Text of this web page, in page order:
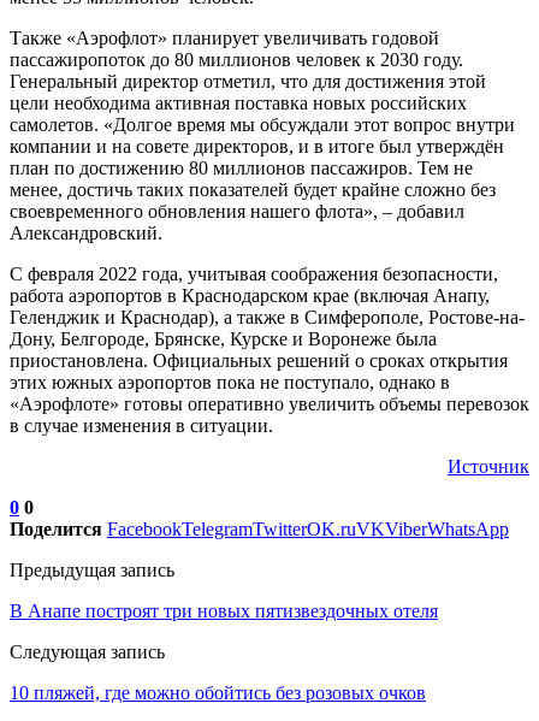
Также «Аэрофлот» планирует увеличивать годовой
пассажиропоток до 80 миллионов человек к 2030 году.
Генеральный директор отметил, что для достижения этой
цели необходима активная поставка новых российских
самолетов. «Долгое время мы обсуждали этот вопрос внутри
компании и на совете директоров, и в итоге был утверждён
план по достижению 80 миллионов пассажиров. Тем не
менее, достичь таких показателей будет крайне сложно без
своевременного обновления нашего флота», – добавил
Александровский.
С февраля 2022 года, учитывая соображения безопасности,
работа аэропортов в Краснодарском крае (включая Анапу,
Геленджик и Краснодар), а также в Симферополе, Ростове-на-
Дону, Белгороде, Брянске, Курске и Воронеже была
приостановлена. Официальных решений о сроках открытия
этих южных аэропортов пока не поступало, однако в
«Аэрофлоте» готовы оперативно увеличить объемы перевозок
в случае изменения в ситуации.
Источник
0 0
Поделится FacebookTelegramTwitterOK.ruVKViberWhatsApp
Предыдущая запись
В Анапе построят три новых пятизвездочных отеля
Следующая запись
10 пляжей, где можно обойтись без розовых очков